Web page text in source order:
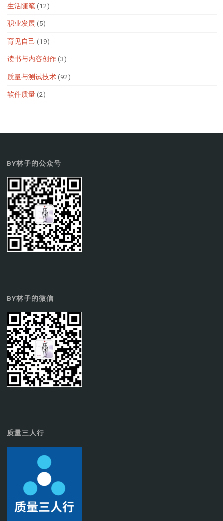
生活随笔(12)
职业发展 (5)
育见自己 (19)
读书与内容创作(3)
质量与测试技术(92)
软件质量(2)
BY林子的公众号
BY林子的微信
质量三人行